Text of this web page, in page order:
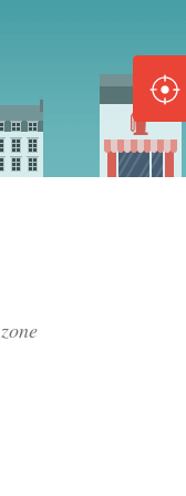
zone
Épuisé
Épuisé